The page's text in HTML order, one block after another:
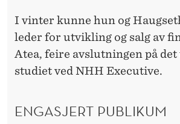
I vinter kunne hun og
leder for utvikling og salg av
Atea, feire avslutningen på det
studiet ved NHH Executive.
ENGASJERT PUBLIKUM